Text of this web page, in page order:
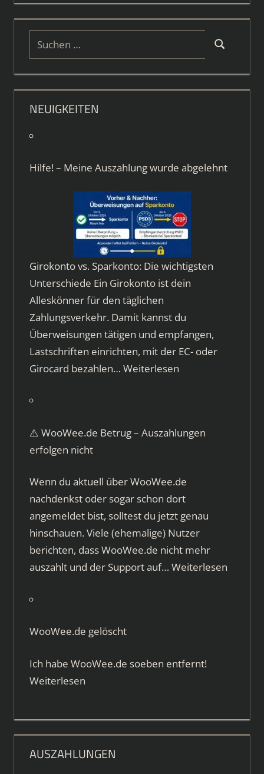
Suchen
Suchen
NEUIGKEITEN
Hilfe! – Meine Auszahlung wurde abgelehnt
Girokonto vs. Sparkonto: Die wichtigsten
Unterschiede Ein Girokonto ist dein
Alleskönner für den täglichen
Zahlungsverkehr. Damit kannst du
Überweisungen tätigen und empfangen,
Lastschriften einrichten, mit der EC- oder
Girocard bezahlen… Weiterlesen
⚠️ WooWee.de Betrug – Auszahlungen
erfolgen nicht
Wenn du aktuell über WooWee.de
nachdenkst oder sogar schon dort
angemeldet bist, solltest du jetzt genau
hinschauen. Viele (ehemalige) Nutzer
berichten, dass WooWee.de nicht mehr
auszahlt und der Support auf… Weiterlesen
WooWee.de gelöscht
Ich habe WooWee.de soeben entfernt!
Weiterlesen
AUSZAHLUNGEN